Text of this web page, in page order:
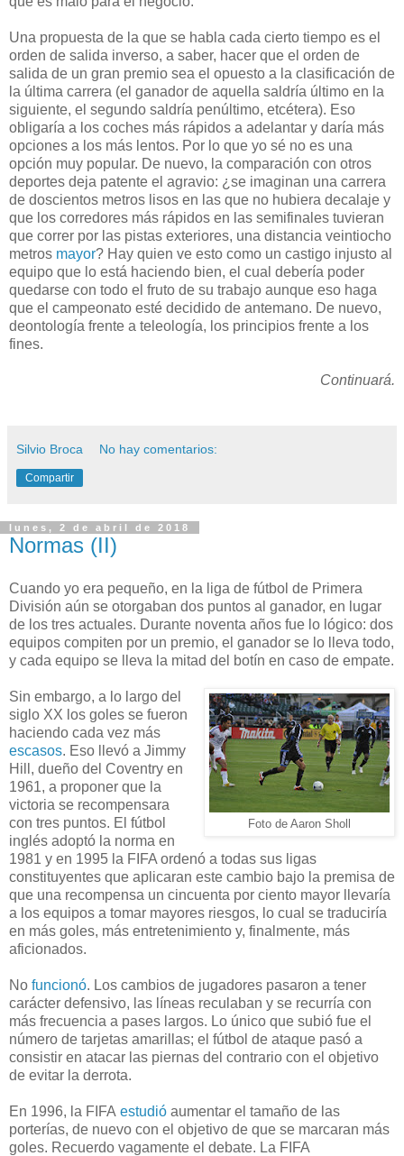
Una propuesta de la que se habla cada cierto tiempo es el
orden de salida inverso, a saber, hacer que el orden de
salida de un gran premio sea el opuesto a la clasificación de
la última carrera (el ganador de aquella saldría último en la
siguiente, el segundo saldría penúltimo, etcétera). Eso
obligaría a los coches más rápidos a adelantar y daría más
opciones a los más lentos. Por lo que yo sé no es una
opción muy popular. De nuevo, la comparación con otros
deportes deja patente el agravio: ¿se imaginan una carrera
de doscientos metros lisos en las que no hubiera decalaje y
que los corredores más rápidos en las semifinales tuvieran
que correr por las pistas exteriores, una distancia veintiocho
metros mayor? Hay quien ve esto como un castigo injusto al
equipo que lo está haciendo bien, el cual debería poder
quedarse con todo el fruto de su trabajo aunque eso haga
que el campeonato esté decidido de antemano. De nuevo,
deontología frente a teleología, los principios frente a los
fines.
Continuará.
Silvio Broca No hay comentarios:
Compartir
lunes, 2 de abril de 2018
Normas (II)
Cuando yo era pequeño, en la liga de fútbol de Primera
División aún se otorgaban dos puntos al ganador, en lugar
de los tres actuales. Durante noventa años fue lo lógico: dos
equipos compiten por un premio, el ganador se lo lleva todo,
y cada equipo se lleva la mitad del botín en caso de empate.
Foto de Aaron Sholl
Sin embargo, a lo largo del
siglo XX los goles se fueron
haciendo cada vez más
escasos. Eso llevó a Jimmy
Hill, dueño del Coventry en
1961, a proponer que la
victoria se recompensara
con tres puntos. El fútbol
inglés adoptó la norma en
1981 y en 1995 la FIFA ordenó a todas sus ligas
constituyentes que aplicaran este cambio bajo la premisa de
que una recompensa un cincuenta por ciento mayor llevaría
a los equipos a tomar mayores riesgos, lo cual se traduciría
en más goles, más entretenimiento y, finalmente, más
aficionados.
No funcionó. Los cambios de jugadores pasaron a tener
carácter defensivo, las líneas reculaban y se recurría con
más frecuencia a pases largos. Lo único que subió fue el
número de tarjetas amarillas; el fútbol de ataque pasó a
consistir en atacar las piernas del contrario con el objetivo
de evitar la derrota.
En 1996, la FIFA estudió aumentar el tamaño de las
porterías, de nuevo con el objetivo de que se marcaran más
goles. Recuerdo vagamente el debate. La FIFA